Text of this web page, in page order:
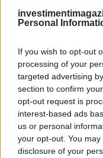
Personal
If you wish to opt-out
processing of your
targeted advertising
section to confirm
opt-out request is
interest-based ads
us or personal
your opt-out. You
disclosure of your
Edoardo
fiscale.
incontri in